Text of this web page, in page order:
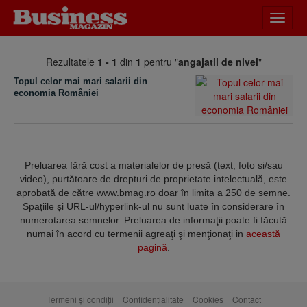
meniu
Rezultatele 1 - 1 din 1 pentru "angajatii de nivel"
Topul celor mai mari salarii din
economia României
Preluarea fără cost a materialelor de presă (text, foto si/sau
video), purtătoare de drepturi de proprietate intelectuală, este
aprobată de către www.bmag.ro doar în limita a 250 de semne.
Spaţiile şi URL-ul/hyperlink-ul nu sunt luate în considerare în
numerotarea semnelor. Preluarea de informaţii poate fi făcută
numai în acord cu termenii agreaţi şi menţionaţi in această
pagină
Termeni și condiții Confidențialitate Cookies Contact